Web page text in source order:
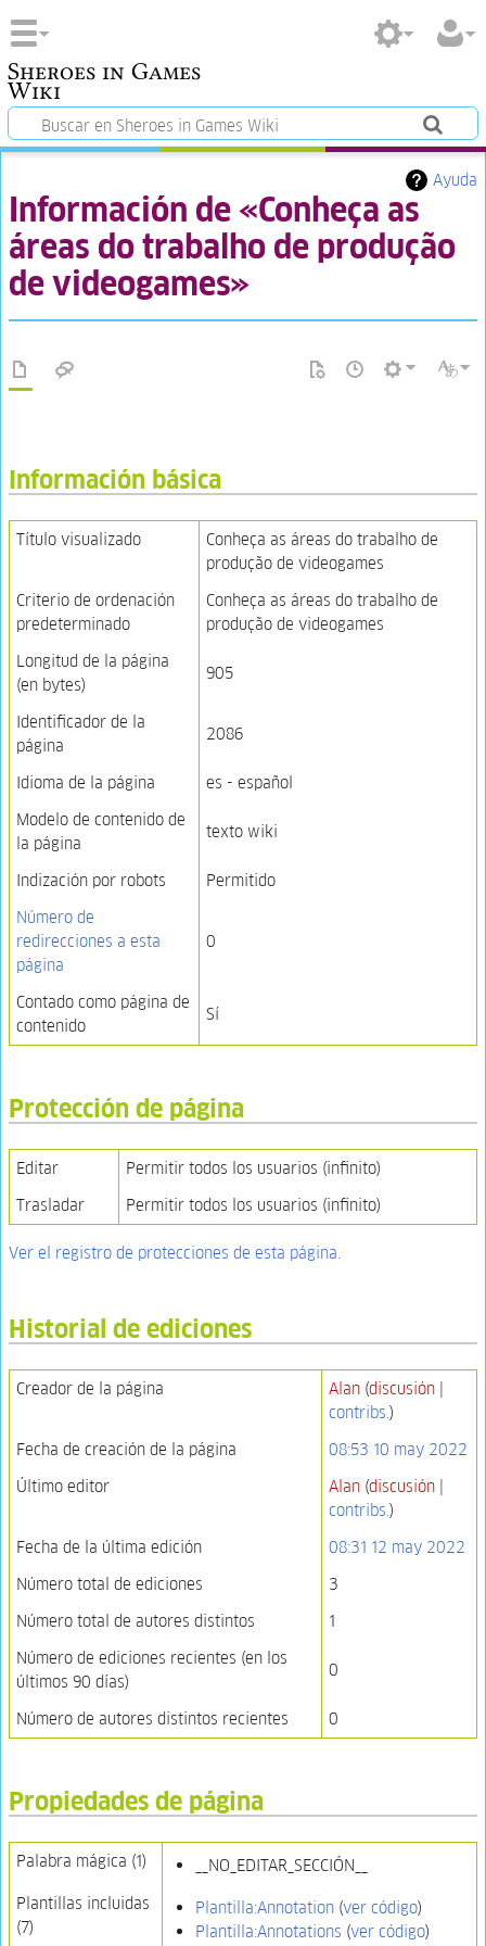
Sheroes in Games
Wiki
Ayuda
Información de «Conheça as
áreas do trabalho de produção
de videogames»
Información básica
Título visualizado
Conheça as áreas do trabalho de
produção de videogames
Criterio de ordenación
predeterminado
Conheça as áreas do trabalho de
produção de videogames
Longitud de la página
(en bytes)
905
Identificador de la
página
2086
Idioma de la página
es - español
Modelo de contenido de
la página
texto wiki
Indización por robots
Permitido
Número de
redirecciones a esta
página
0
Contado como página de
contenido
Sí
Protección de página
Editar
Permitir todos los usuarios (infinito)
Trasladar
Permitir todos los usuarios (infinito)
Ver el registro de protecciones de esta página.
Historial de ediciones
Creador de la página Alan (discusión|
contribs. )
Fecha de creación de la página
08:53 10 may 2022
Último editor
Alan (discusión|
contribs. )
Fecha de la última edición
08:31 12 may 2022
Número total de ediciones
3
Número total de autores distintos
1
Número de ediciones recientes (en los
últimos 90 días)
0
Número de autores distintos recientes 0
Propiedades de página
Palabra mágica (1)
__NO_EDITAR_SECCIÓN__
Plantillas incluidas
(7)
Plantilla:Annotation (ver código)
Plantilla:Annotations (ver código)